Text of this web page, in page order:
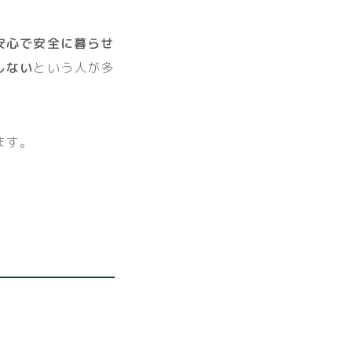
で安全に暮らせ
ないという人が多
。